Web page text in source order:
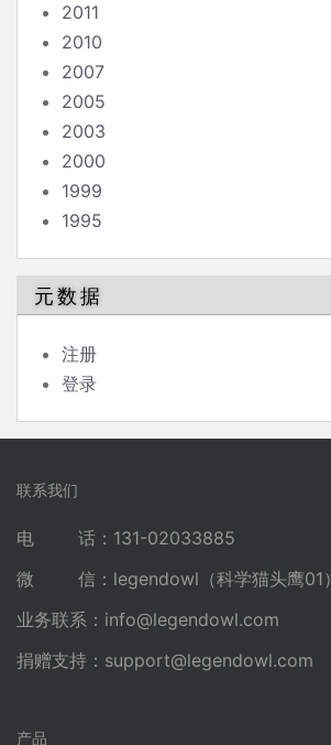
2011
2010
2007
2005
2003
2000
1999
1995
元数据
注册
登录
联系我们
电 话：131-02033885
微 信：legendowl（科学猫头鹰01）
业务联系： info@legendowl.com
捐赠支持： support@legendowl.com
产品